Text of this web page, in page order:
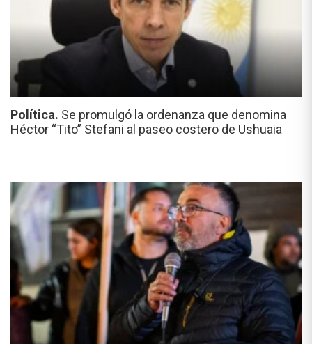
Política. Se promulgó la ordenanza que denomina
Héctor “Tito” Stefani al paseo costero de Ushuaia